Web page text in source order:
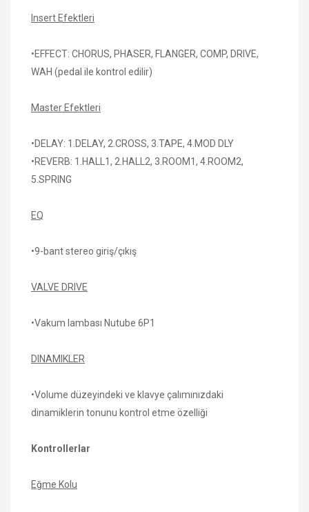
Insert Efektleri
•EFFECT: CHORUS, PHASER, FLANGER, COMP, DRIVE,
WAH (pedal ile kontrol edilir)
Master Efektleri
•DELAY: 1.DELAY, 2.CROSS, 3.TAPE, 4.MOD DLY
•REVERB: 1.HALL1, 2.HALL2, 3.ROOM1, 4.ROOM2,
5.SPRING
EQ
•9-bant stereo giriş/çıkış
VALVE DRIVE
•Vakum lambası Nutube 6P1
DINAMIKLER
•Volume düzeyindeki ve klavye çalımınızdaki
dinamiklerin tonunu kontrol etme özelliği
Kontrollerlar
Eğme Kolu